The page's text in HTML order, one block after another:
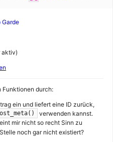
Garde
aktiv)
Funktionen durch:
ein und liefert eine ID zurück,
verwenden kannst.
mir nicht so recht Sinn zu
noch gar nicht existiert?